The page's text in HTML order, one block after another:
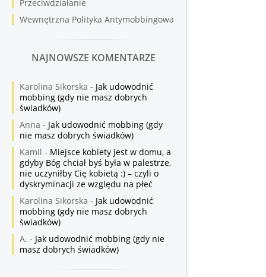
Przeciwdziałanie
Wewnętrzna Polityka Antymobbingowa
NAJNOWSZE KOMENTARZE
Karolina Sikorska - Jak udowodnić
mobbing (gdy nie masz dobrych
świadków)
Anna - Jak udowodnić mobbing (gdy
nie masz dobrych świadków)
Kamil - Miejsce kobiety jest w domu, a
gdyby Bóg chciał byś była w palestrze,
nie uczyniłby Cię kobietą :) – czyli o
dyskryminacji ze względu na płeć
Karolina Sikorska - Jak udowodnić
mobbing (gdy nie masz dobrych
świadków)
A. - Jak udowodnić mobbing (gdy nie
masz dobrych świadków)